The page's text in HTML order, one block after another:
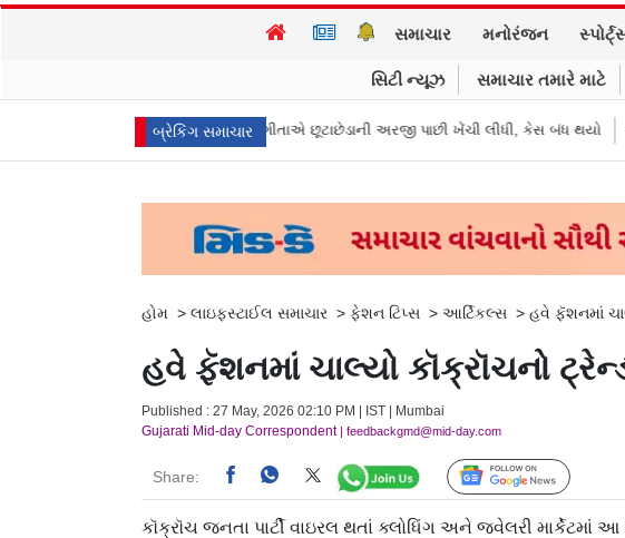
સમાચાર મનોરંજન
સિટી ન્યૂઝ સમાચાર તમારે માટે
બ્રેકિંગ સમાચાર
મુખ્ય પ્રધાન વિજયની પત્ની સંગીતાએ છૂટાછેડાની અરજી પાછી ખેંચી લીધી, કેસ બંધ થયો માની
હોમ > લાઇફસ્ટાઈલ સમાચાર > ફેશન ટિપ્સ > આર્ટિકલ્સ > હવે ફૅશનમાં
હવે ફૅશનમાં ચાલ્યો કૉક્રૉચનો
Published : 27 May, 2026 02:10 PM | IST | Mumbai
Gujarati Mid-day Correspondent| feedbackgmd@mid-day.com
Share: Follow Us
કૉક્રૉચ જનતા પાર્ટી વાઇરલ થતાં ક્લોધિંગ અને જ્વેલરી માર્કેટમાં